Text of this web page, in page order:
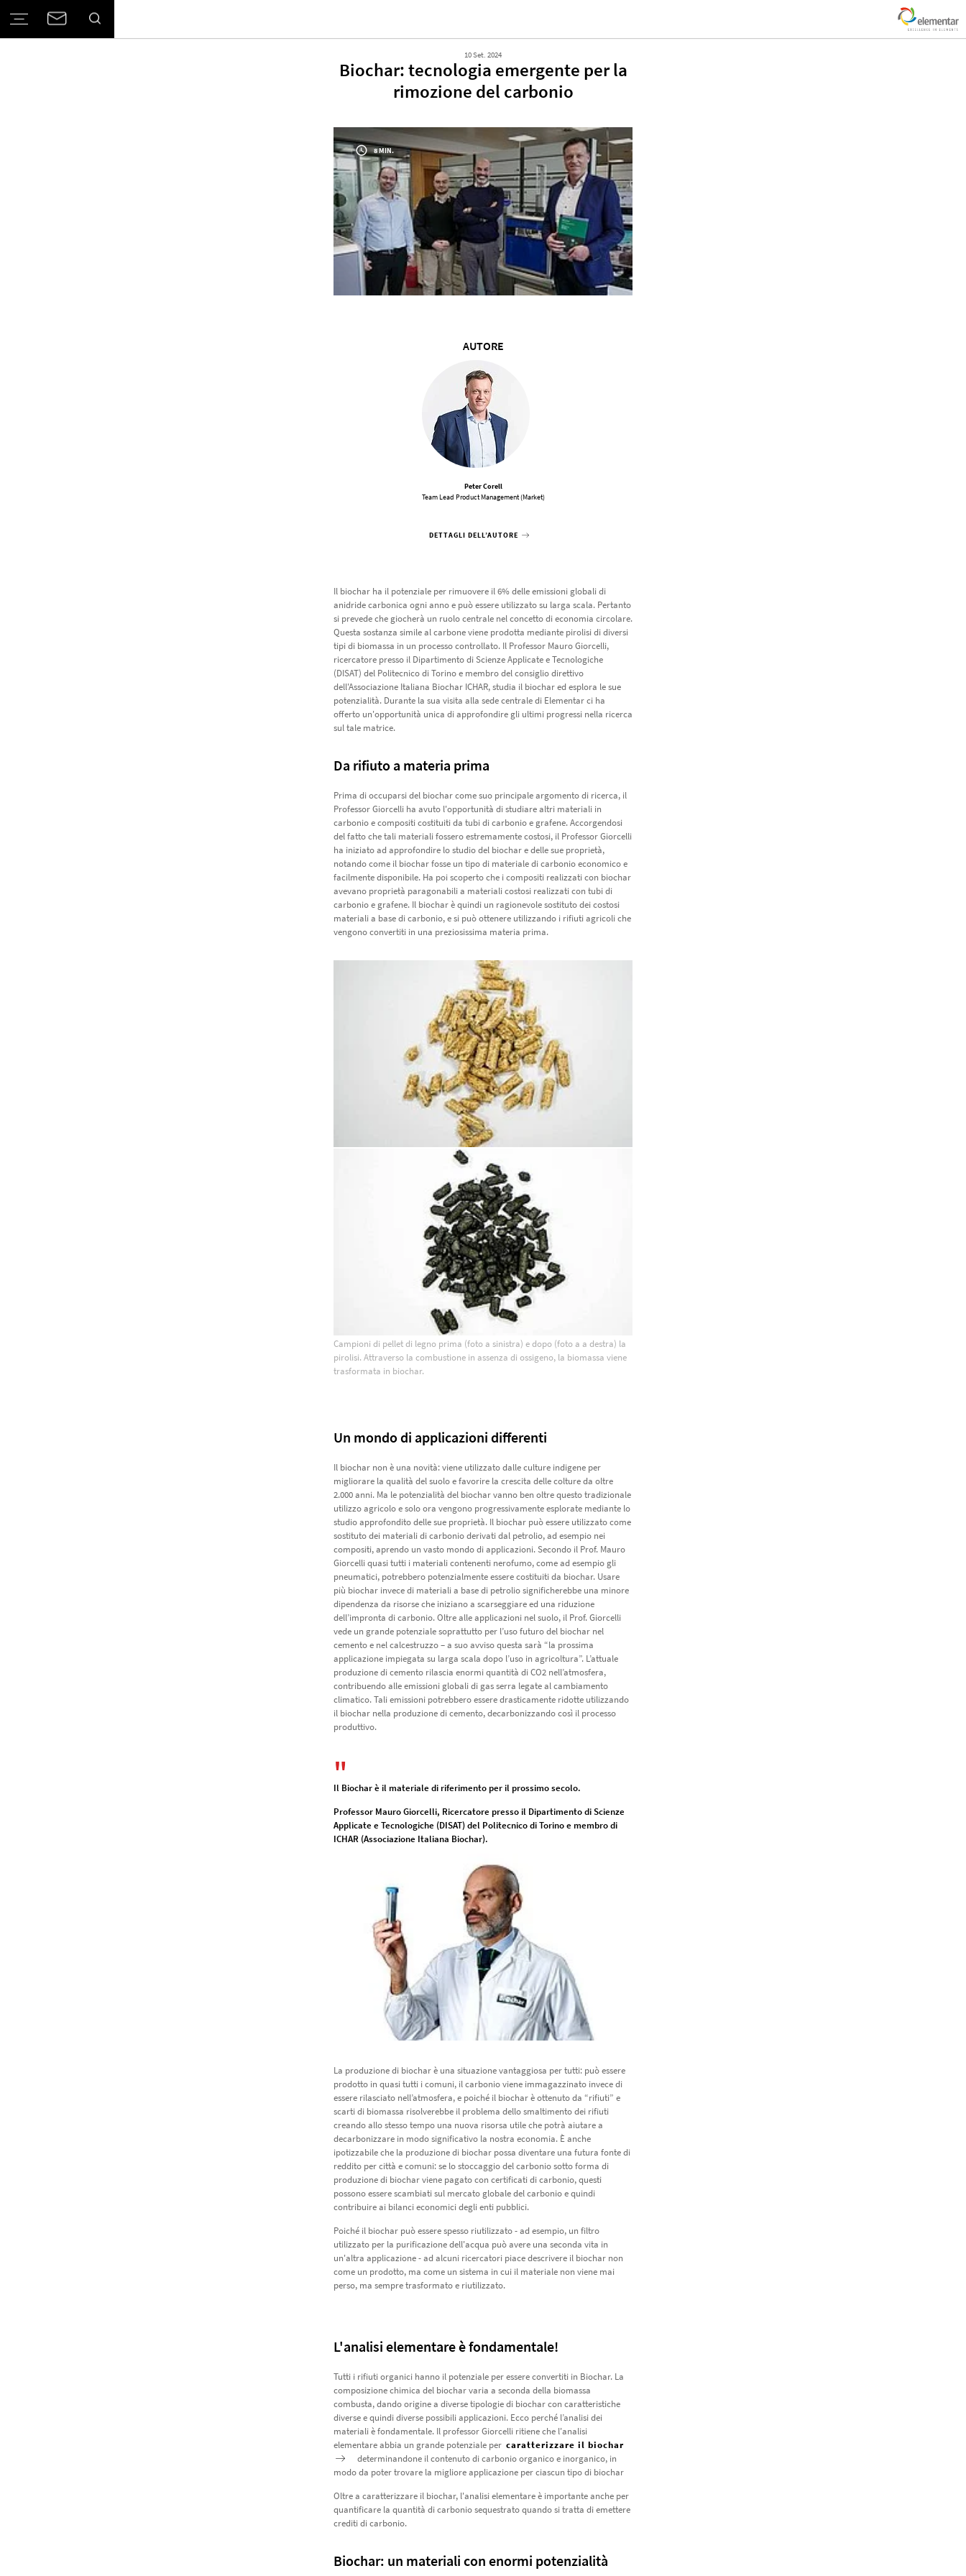
10 Set. 2024
Biochar: tecnologia emergente per la
rimozione del carbonio
8 MIN.
AUTORE
Peter Corell
Team Lead Product Management (Market)
DETTAGLI DELL’AUTORE
Il biochar ha il potenziale per rimuovere il 6% delle emissioni globali di
anidride carbonica ogni anno e può essere utilizzato su larga scala. Pertanto
si prevede che giocherà un ruolo centrale nel concetto di economia circolare.
Questa sostanza simile al carbone viene prodotta mediante pirolisi di diversi
tipi di biomassa in un processo controllato. Il Professor Mauro Giorcelli,
ricercatore presso il Dipartimento di Scienze Applicate e Tecnologiche
(DISAT) del Politecnico di Torino e membro del consiglio direttivo
dell'Associazione Italiana Biochar ICHAR, studia il biochar ed esplora le sue
potenzialità. Durante la sua visita alla sede centrale di Elementar ci ha
offerto un'opportunità unica di approfondire gli ultimi progressi nella ricerca
sul tale matrice.
Da rifiuto a materia prima
Prima di occuparsi del biochar come suo principale argomento di ricerca, il
Professor Giorcelli ha avuto l'opportunità di studiare altri materiali in
carbonio e compositi costituiti da tubi di carbonio e grafene. Accorgendosi
del fatto che tali materiali fossero estremamente costosi, il Professor Giorcelli
ha iniziato ad approfondire lo studio del biochar e delle sue proprietà,
notando come il biochar fosse un tipo di materiale di carbonio economico e
facilmente disponibile. Ha poi scoperto che i compositi realizzati con biochar
avevano proprietà paragonabili a materiali costosi realizzati con tubi di
carbonio e grafene. Il biochar è quindi un ragionevole sostituto dei costosi
materiali a base di carbonio, e si può ottenere utilizzando i rifiuti agricoli che
vengono convertiti in una preziosissima materia prima.
Campioni di pellet di legno prima (foto a sinistra) e dopo (foto a a destra) la
pirolisi. Attraverso la combustione in assenza di ossigeno, la biomassa viene
trasformata in biochar.
Un mondo di applicazioni differenti
Il biochar non è una novità: viene utilizzato dalle culture indigene per
migliorare la qualità del suolo e favorire la crescita delle colture da oltre
2.000 anni. Ma le potenzialità del biochar vanno ben oltre questo tradizionale
utilizzo agricolo e solo ora vengono progressivamente esplorate mediante lo
studio approfondito delle sue proprietà. Il biochar può essere utilizzato come
sostituto dei materiali di carbonio derivati ​​dal petrolio, ad esempio nei
compositi, aprendo un vasto mondo di applicazioni. Secondo il Prof. Mauro
Giorcelli quasi tutti i materiali contenenti nerofumo, come ad esempio gli
pneumatici, potrebbero potenzialmente essere costituiti da biochar. Usare
più biochar invece di materiali a base di petrolio significherebbe una minore
dipendenza da risorse che iniziano a scarseggiare ed una riduzione
dell’impronta di carbonio. Oltre alle applicazioni nel suolo, il Prof. Giorcelli
vede un grande potenziale soprattutto per l’uso futuro del biochar nel
cemento e nel calcestruzzo – a suo avviso questa sarà “la prossima
applicazione impiegata su larga scala dopo l’uso in agricoltura”. L’attuale
produzione di cemento rilascia enormi quantità di CO2 nell’atmosfera,
contribuendo alle emissioni globali di gas serra legate al cambiamento
climatico. Tali emissioni potrebbero essere drasticamente ridotte utilizzando
il biochar nella produzione di cemento, decarbonizzando così il processo
produttivo.
Il Biochar è il materiale di riferimento per il prossimo secolo.
Professor Mauro Giorcelli, Ricercatore presso il Dipartimento di Scienze
Applicate e Tecnologiche (DISAT) del Politecnico di Torino e membro di
ICHAR (Associazione Italiana Biochar).
La produzione di biochar è una situazione vantaggiosa per tutti: può essere
prodotto in quasi tutti i comuni, il carbonio viene immagazzinato invece di
essere rilasciato nell’atmosfera, e poiché il biochar è ottenuto da “rifiuti” e
scarti di biomassa risolverebbe il problema dello smaltimento dei rifiuti
creando allo stesso tempo una nuova risorsa utile che potrà aiutare a
decarbonizzare in modo significativo la nostra economia. È anche
ipotizzabile che la produzione di biochar possa diventare una futura fonte di
reddito per città e comuni: se lo stoccaggio del carbonio sotto forma di
produzione di biochar viene pagato con certificati di carbonio, questi
possono essere scambiati sul mercato globale del carbonio e quindi
contribuire ai bilanci economici degli enti pubblici.
Poiché il biochar può essere spesso riutilizzato - ad esempio, un filtro
utilizzato per la purificazione dell'acqua può avere una seconda vita in
un'altra applicazione - ad alcuni ricercatori piace descrivere il biochar non
come un prodotto, ma come un sistema in cui il materiale non viene mai
perso, ma sempre trasformato e riutilizzato.
L'analisi elementare è fondamentale!
Tutti i rifiuti organici hanno il potenziale per essere convertiti in Biochar. La
composizione chimica del biochar varia a seconda della biomassa
combusta, dando origine a diverse tipologie di biochar con caratteristiche
diverse e quindi diverse possibili applicazioni. Ecco perché l’analisi dei
materiali è fondamentale. Il professor Giorcelli ritiene che l'analisi
elementare abbia un grande potenziale per caratterizzare il biochar
determinandone il contenuto di carbonio organico e inorganico, in
modo da poter trovare la migliore applicazione per ciascun tipo di biochar
Oltre a caratterizzare il biochar, l'analisi elementare è importante anche per
quantificare la quantità di carbonio sequestrato quando si tratta di emettere
crediti di carbonio.
Biochar: un materiali con enormi potenzialità